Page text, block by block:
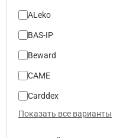
ALeko
BAS-IP
Beward
CAME
Carddex
Показать все варианты